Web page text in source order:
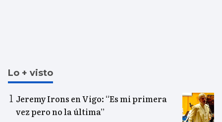
Lo + visto
Jeremy Irons en Vigo: “Es mi primera
vez pero no la última”